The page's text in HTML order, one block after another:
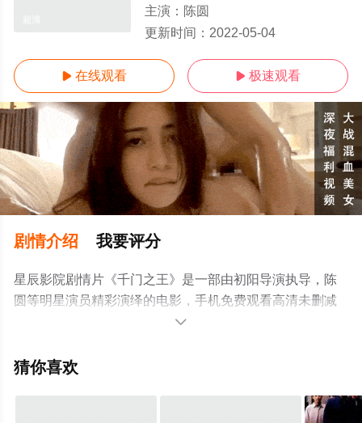
主演： 陈圆
更新时间： 2022-05-04
 在线观看  极速观看
剧情介绍 我要评分
星辰影院剧情片《千门之王》是一部由初阳导演执导，陈
圆等明星演员精彩演绎的电影，手机免费观看高清未删减
完整版电影大全就来星辰电影院，更多相关信息可移步至

猜你喜欢